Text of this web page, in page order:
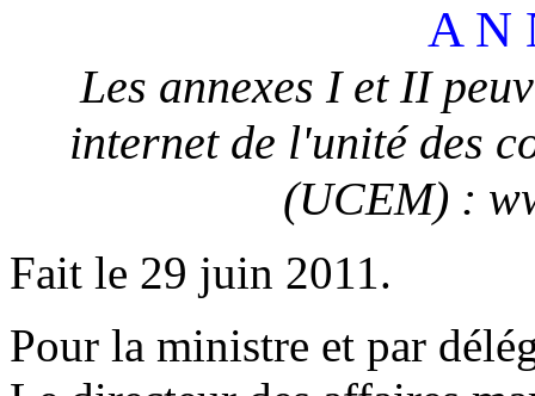
A N
Les annexes I et II
internet de l'unité des
(UCEM) :
Fait le 29 juin 2011.
Pour la ministre et par